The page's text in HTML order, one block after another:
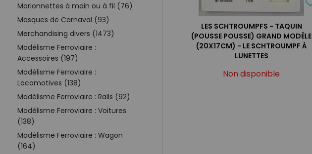
Marionnettes à main ou à fil (76)
Masques de Carnaval (93)
Merchandising divers (1473)
Modélisme Ferroviaire :
Accessoires (197)
Modélisme Ferroviaire :
Locomotives (138)
Modélisme Ferroviaire : Rails (92)
Modélisme Ferroviaire : Voitures
(138)
Modélisme Ferroviaire : Wagon
(164)
LES SCHTROUMPFS - TAQUIN
(POUSSE POUSSE) GRAND MODÈLE
(20X17CM) - LE SCHTROUMPF À
LUNETTES
Non disponible